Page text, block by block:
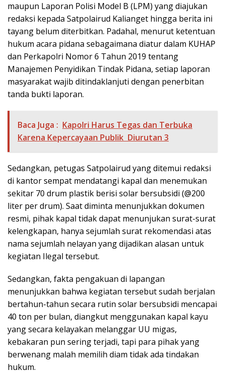
maupun Laporan Polisi Model B (LPM) yang diajukan
redaksi kepada Satpolairud Kalianget hingga berita ini
tayang belum diterbitkan. Padahal, menurut ketentuan
hukum acara pidana sebagaimana diatur dalam KUHAP
dan Perkapolri Nomor 6 Tahun 2019 tentang
Manajemen Penyidikan Tindak Pidana, setiap laporan
masyarakat wajib ditindaklanjuti dengan penerbitan
tanda bukti laporan.
Baca Juga : Kapolri Harus Tegas dan Terbuka
Karena Kepercayaan Publik Diurutan 3
Sedangkan, petugas Satpolairud yang ditemui redaksi
di kantor sempat mendatangi kapal dan menemukan
sekitar 70 drum plastik berisi solar bersubsidi (@200
liter per drum). Saat diminta menunjukkan dokumen
resmi, pihak kapal tidak dapat menunjukan surat-surat
kelengkapan, hanya sejumlah surat rekomendasi atas
nama sejumlah nelayan yang dijadikan alasan untuk
kegiatan Ilegal tersebut.
Sedangkan, fakta pengakuan di lapangan
menunjukkan bahwa kegiatan tersebut sudah berjalan
bertahun-tahun secara rutin solar bersubsidi mencapai
40 ton per bulan, diangkut menggunakan kapal kayu
yang secara kelayakan melanggar UU migas,
kebakaran pun sering terjadi, tapi para pihak yang
berwenang malah memilih diam tidak ada tindakan
hukum.